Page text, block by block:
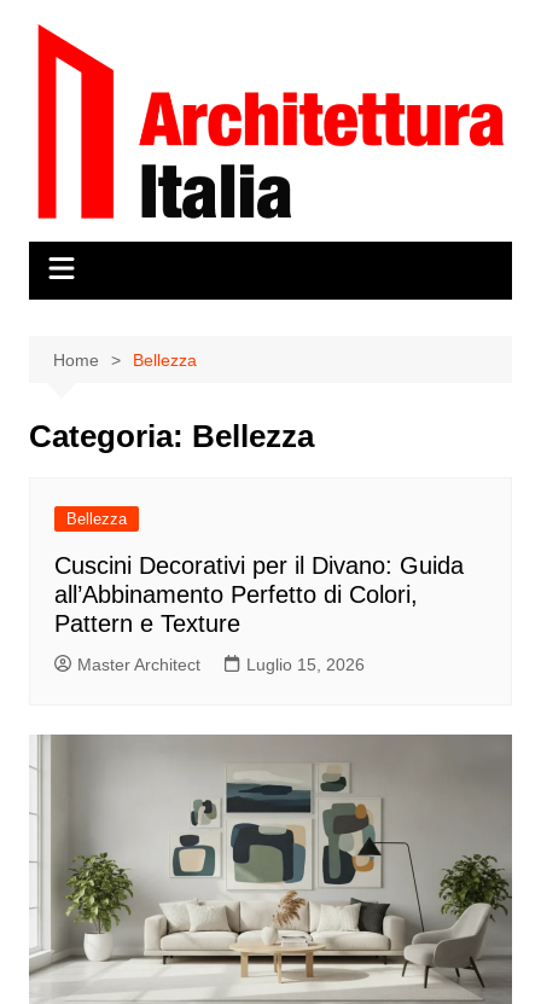
contenuto
Home Bellezza
Categoria: Bellezza
Bellezza
Cuscini Decorativi per il Divano: Guida
all’Abbinamento Perfetto di Colori,
Pattern e Texture
Master Architect Luglio 15, 2026